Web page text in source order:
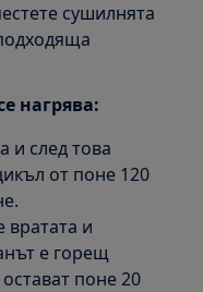
сушилнята
нагрява:
и след това
от поне 120
вратата и
е горещ
поне 20